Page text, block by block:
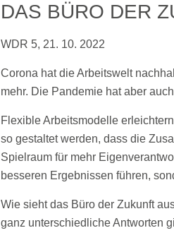
DAS BÜRO DER
WDR 5, 21. 10. 2022
Corona hat die Arbeitswelt
mehr. Die Pandemie hat aber
Flexible Arbeitsmodelle
so gestaltet werden, dass die
Spielraum für mehr
besseren Ergebnissen führen,
Wie sieht das Büro der Zukunft
ganz unterschiedliche Antworten